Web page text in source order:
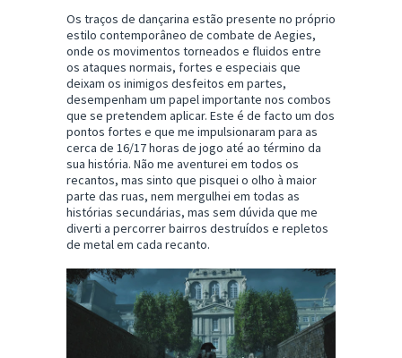
Os traços de dançarina estão presente no próprio
estilo contemporâneo de combate de Aegies,
onde os movimentos torneados e fluidos entre
os ataques normais, fortes e especiais que
deixam os inimigos desfeitos em partes,
desempenham um papel importante nos combos
que se pretendem aplicar. Este é de facto um dos
pontos fortes e que me impulsionaram para as
cerca de 16/17 horas de jogo até ao término da
sua história. Não me aventurei em todos os
recantos, mas sinto que pisquei o olho à maior
parte das ruas, nem mergulhei em todas as
histórias secundárias, mas sem dúvida que me
diverti a percorrer bairros destruídos e repletos
de metal em cada recanto.